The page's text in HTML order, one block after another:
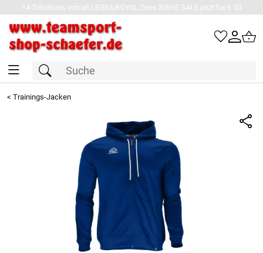
14 Trikotsets von alt.LEGEA,ROYAL,Zeus SIEHE SALE jetzt für € 50
< Trainings-Jacken